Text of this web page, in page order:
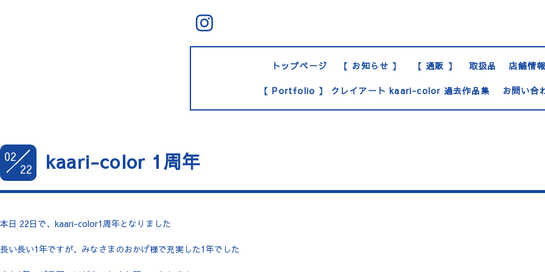
トップページ 【 お知らせ 】 【 通販 】 取扱品 店舗情
【 Portfolio 】 クレイアート kaari-color 過去作品集 お問い合
02
22
kaari-color 1周年
本日 22日で、kaari-color1周年となりました
長い長い1年ですが、みなさまのおかげ様で充実した1年でした